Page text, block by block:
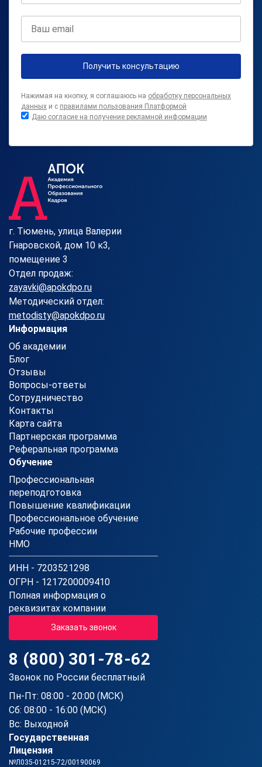
Получить консультацию
Нажимая на кнопку, я соглашаюсь на обработку персональных
данных и с правилами пользования Платформой
Даю согласие на получение рекламной информации
г. Тюмень, улица Валерии
Гнаровской, дом 10 к3,
помещение 3
Отдел продаж:
zayavki@apokdpo.ru
Методический отдел:
metodisty@apokdpo.ru
Информация
Об академии
Блог
Отзывы
Вопросы-ответы
Сотрудничество
Контакты
Карта сайта
Партнерская программа
Реферальная программа
Обучение
Профессиональная
переподготовка
Повышение квалификации
Профессиональное обучение
Рабочие профессии
НМО
ИНН - 7203521298
ОГРН - 1217200009410
Полная информация о
реквизитах компании
Заказать звонок
8 (800) 301-78-62
Звонок по России бесплатный
Пн-Пт: 08:00 - 20:00 (МСК)
Сб: 08:00 - 16:00 (МСК)
Вс: Выходной
Государственная
Лицензия
№Л035-01215-72/00190069